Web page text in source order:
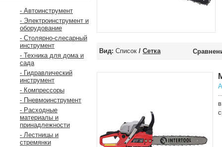
- Автоинструмент
- Электроинструмент и
оборудование
- Столярно-слесарный
инструмент
- Техника для дома и
сада
- Гидравлический
инструмент
- Компрессоры
- Пневмоинструмент
- Расходные
материалы и
принадлежности
- Лестницы и
стремянки
Вид: Список / Сетка
..